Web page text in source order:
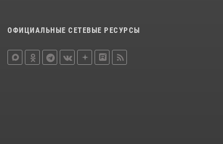
ОФИЦИАЛЬНЫЕ СЕТЕВЫЕ РЕСУРСЫ